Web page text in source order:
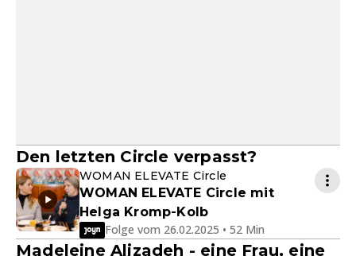
Den letzten Circle verpasst?
WOMAN ELEVATE Circle
WOMAN ELEVATE Circle mit
Helga Kromp-Kolb
Folge vom 26.02.2025 • 52 Min
Madeleine Alizadeh - eine Frau, eine